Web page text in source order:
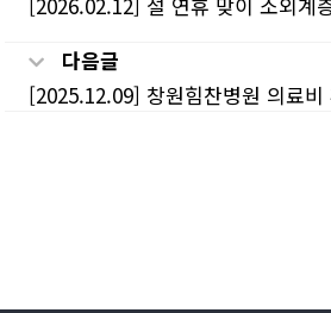
다음글
[2025.12.09] 창원힘찬병원 의료비